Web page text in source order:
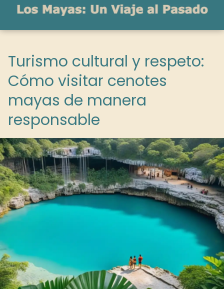
Turismo cultural y respeto:
Cómo visitar cenotes
mayas de manera
responsable